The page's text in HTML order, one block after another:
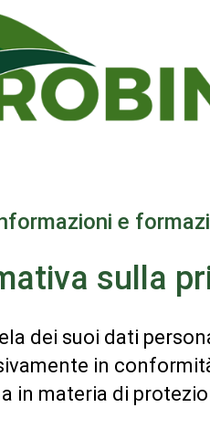
e
sulla
dei suoi dati
in
in materia di